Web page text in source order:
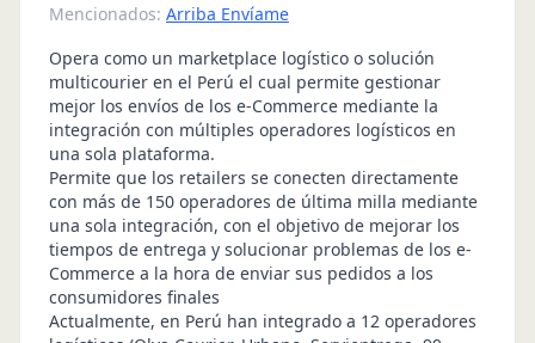
Mencionados: Arriba Envíame
Opera como un marketplace logístico o solución
multicourier en el Perú el cual permite gestionar
mejor los envíos de los e-Commerce mediante la
integración con múltiples operadores logísticos en
una sola plataforma.
Permite que los retailers se conecten directamente
con más de 150 operadores de última milla mediante
una sola integración, con el objetivo de mejorar los
tiempos de entrega y solucionar problemas de los e-
Commerce a la hora de enviar sus pedidos a los
consumidores finales
Actualmente, en Perú han integrado a 12 operadores